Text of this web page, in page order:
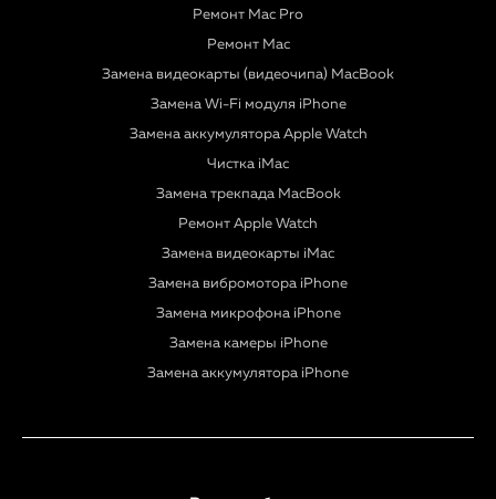
Ремонт Mac Pro
Ремонт Mac
Замена видеокарты (видеочипа) MacBook
Замена Wi-Fi модуля iPhone
Замена аккумулятора Apple Watch
Чистка iMac
Замена трекпада MacBook
Ремонт Apple Watch
Замена видеокарты iMac
Замена вибромотора iPhone
Замена микрофона iPhone
Замена камеры iPhone
Замена аккумулятора iPhone